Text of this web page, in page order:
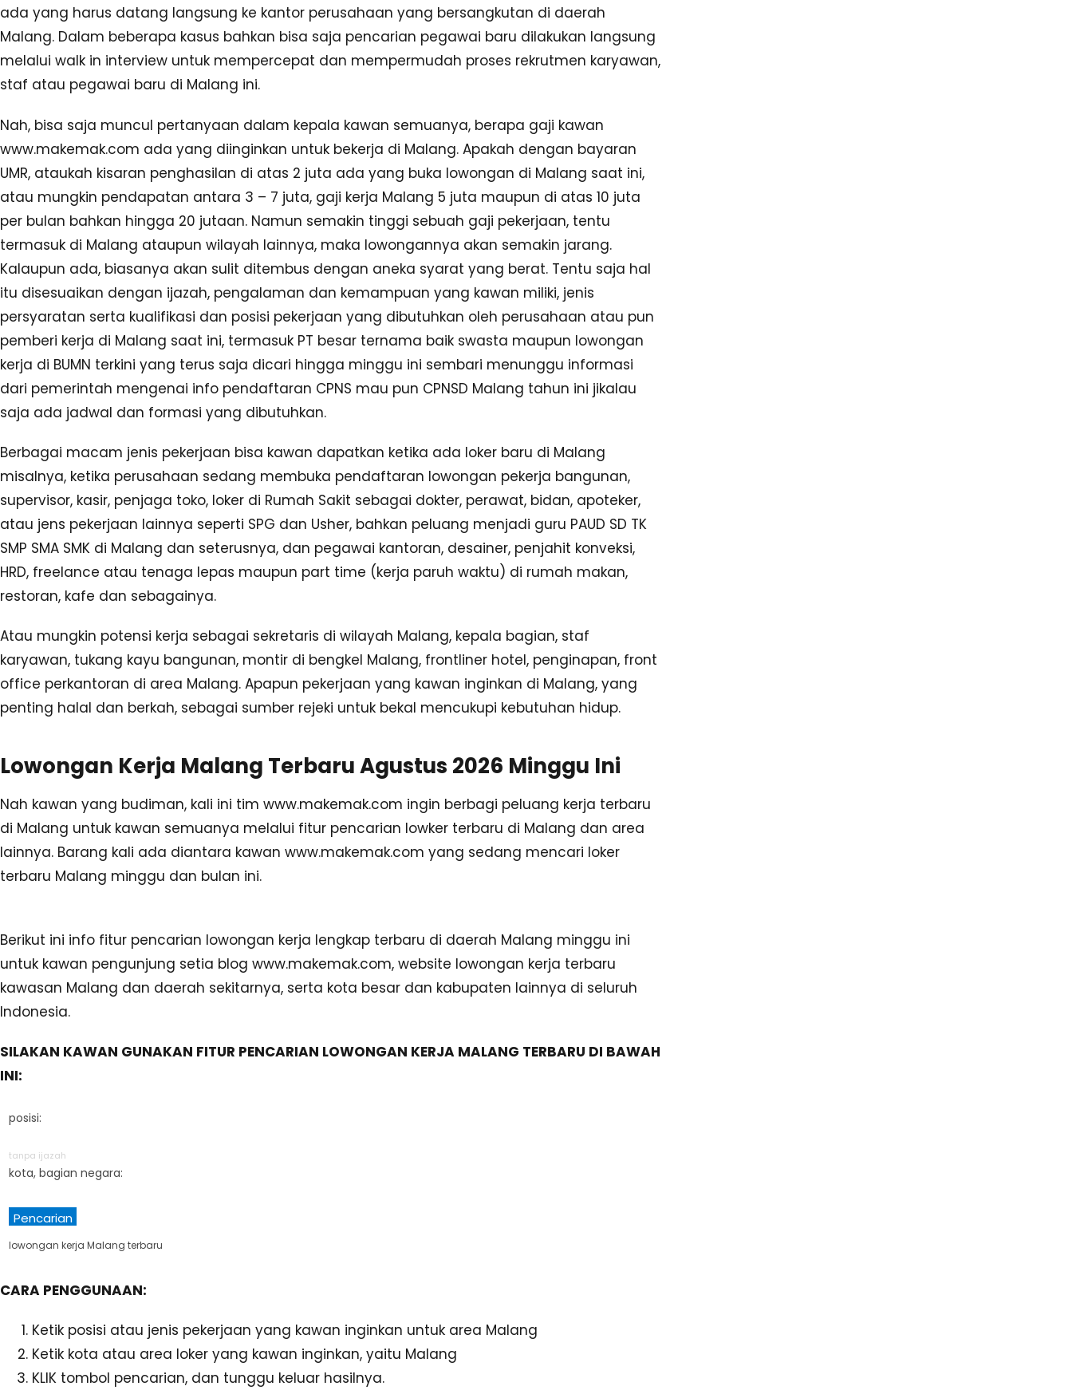
ada yang harus datang langsung ke kantor perusahaan yang bersangkutan di daerah
Malang. Dalam beberapa kasus bahkan bisa saja pencarian pegawai baru dilakukan langsung
melalui walk in interview untuk mempercepat dan mempermudah proses rekrutmen karyawan,
staf atau pegawai baru di Malang ini.
Nah, bisa saja muncul pertanyaan dalam kepala kawan semuanya, berapa gaji kawan
www.makemak.com ada yang diinginkan untuk bekerja di Malang. Apakah dengan bayaran
UMR, ataukah kisaran penghasilan di atas 2 juta ada yang buka lowongan di Malang saat ini,
atau mungkin pendapatan antara 3 – 7 juta, gaji kerja Malang 5 juta maupun di atas 10 juta
per bulan bahkan hingga 20 jutaan. Namun semakin tinggi sebuah gaji pekerjaan, tentu
termasuk di Malang ataupun wilayah lainnya, maka lowongannya akan semakin jarang.
Kalaupun ada, biasanya akan sulit ditembus dengan aneka syarat yang berat. Tentu saja hal
itu disesuaikan dengan ijazah, pengalaman dan kemampuan yang kawan miliki, jenis
persyaratan serta kualifikasi dan posisi pekerjaan yang dibutuhkan oleh perusahaan atau pun
pemberi kerja di Malang saat ini, termasuk PT besar ternama baik swasta maupun lowongan
kerja di BUMN terkini yang terus saja dicari hingga minggu ini sembari menunggu informasi
dari pemerintah mengenai info pendaftaran CPNS mau pun CPNSD Malang tahun ini jikalau
saja ada jadwal dan formasi yang dibutuhkan.
Berbagai macam jenis pekerjaan bisa kawan dapatkan ketika ada loker baru di Malang
misalnya, ketika perusahaan sedang membuka pendaftaran lowongan pekerja bangunan,
supervisor, kasir, penjaga toko, loker di Rumah Sakit sebagai dokter, perawat, bidan, apoteker,
atau jens pekerjaan lainnya seperti SPG dan Usher, bahkan peluang menjadi guru PAUD SD TK
SMP SMA SMK di Malang dan seterusnya, dan pegawai kantoran, desainer, penjahit konveksi,
HRD, freelance atau tenaga lepas maupun part time (kerja paruh waktu) di rumah makan,
restoran, kafe dan sebagainya.
Atau mungkin potensi kerja sebagai sekretaris di wilayah Malang, kepala bagian, staf
karyawan, tukang kayu bangunan, montir di bengkel Malang, frontliner hotel, penginapan, front
office perkantoran di area Malang. Apapun pekerjaan yang kawan inginkan di Malang, yang
penting halal dan berkah, sebagai sumber rejeki untuk bekal mencukupi kebutuhan hidup.
Lowongan Kerja Malang Terbaru Agustus 2026 Minggu Ini
Nah kawan yang budiman, kali ini tim www.makemak.com ingin berbagi peluang kerja terbaru
di Malang untuk kawan semuanya melalui fitur pencarian lowker terbaru di Malang dan area
lainnya. Barang kali ada diantara kawan www.makemak.com yang sedang mencari loker
terbaru Malang minggu dan bulan ini.
Berikut ini info fitur pencarian lowongan kerja lengkap terbaru di daerah Malang minggu ini
untuk kawan pengunjung setia blog www.makemak.com, website lowongan kerja terbaru
kawasan Malang dan daerah sekitarnya, serta kota besar dan kabupaten lainnya di seluruh
Indonesia.
SILAKAN KAWAN GUNAKAN FITUR PENCARIAN LOWONGAN KERJA MALANG TERBARU DI BAWAH
INI:
posisi:
tanpa ijazah
kota, bagian negara:
Pencarian
lowongan kerja Malang terbaru
CARA PENGGUNAAN:
Ketik posisi atau jenis pekerjaan yang kawan inginkan untuk area Malang
Ketik kota atau area loker yang kawan inginkan, yaitu Malang
KLIK tombol pencarian, dan tunggu keluar hasilnya.